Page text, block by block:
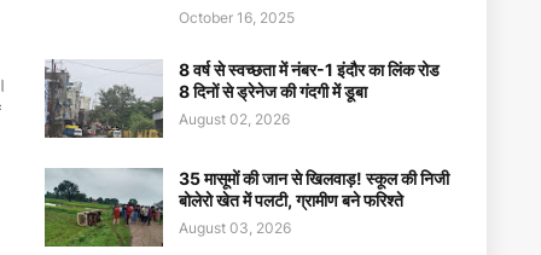
October 16, 2025
8 वर्ष से स्वच्छता में नंबर-1 इंदौर का लिंक रोड
8 दिनों से ड्रेनेज की गंदगी में डूबा
August 02, 2026
35 मासूमों की जान से खिलवाड़! स्कूल की निजी
बोलेरो खेत में पलटी, ग्रामीण बने फरिश्ते
August 03, 2026